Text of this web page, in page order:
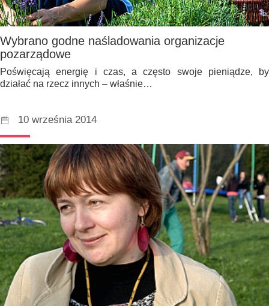
Wybrano godne naśladowania organizacje
pozarządowe
Poświęcają energię i czas, a często swoje pieniądze, by
działać na rzecz innych – właśnie…
10 września 2014